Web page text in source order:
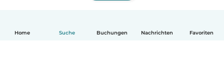
Home Suche Buchungen Nachrichten Favoriten